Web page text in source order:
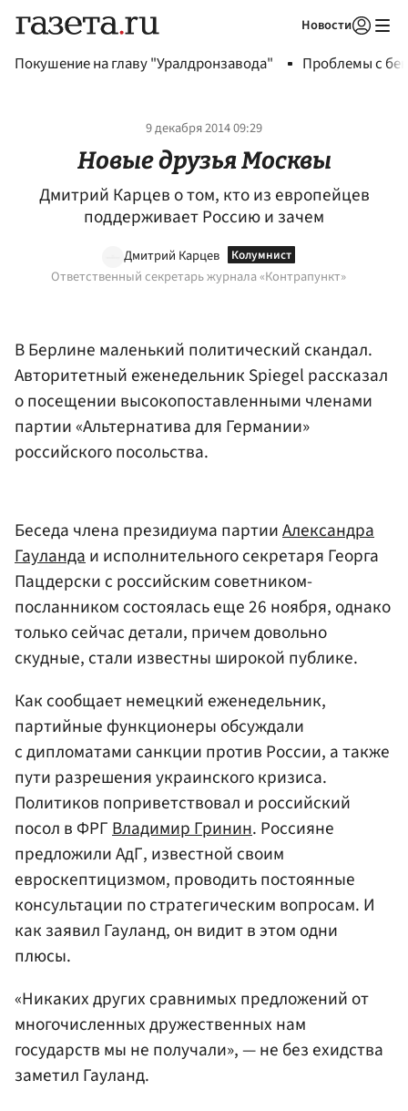
Новости
Покушение на главу "Уралдронзавода" Проблемы с
9 декабря 2014 09:29
Новые друзья Москвы
Дмитрий Карцев о том, кто из европейцев
поддерживает Россию и зачем
Дмитрий Карцев
Ответственный секретарь журнала «Контрапункт»
В Берлине маленький политический скандал.
Авторитетный еженедельник Spiegel рассказал
о посещении высокопоставленными членами
партии «Альтернатива для Германии»
российского посольства.
Беседа члена президиума партииАлександра
Гауландаи исполнительного секретаря Георга
Пацдерски с российским советником-
посланником состоялась еще 26 ноября, однако
только сейчас детали, причем довольно
скудные, стали известны широкой публике.
Как сообщает немецкий еженедельник,
партийные функционеры обсуждали
с дипломатами санкции против России, а также
пути разрешения украинского кризиса.
Политиков поприветствовал и российский
посол в ФРГВладимир Гринин. Россияне
предложили АдГ, известной своим
евроскептицизмом, проводить постоянные
консультации по стратегическим вопросам. И
как заявил Гауланд, он видит в этом одни
плюсы.
«Никаких других сравнимых предложений от
многочисленных дружественных нам
государств мы не получали», — не без ехидства
заметил Гауланд.